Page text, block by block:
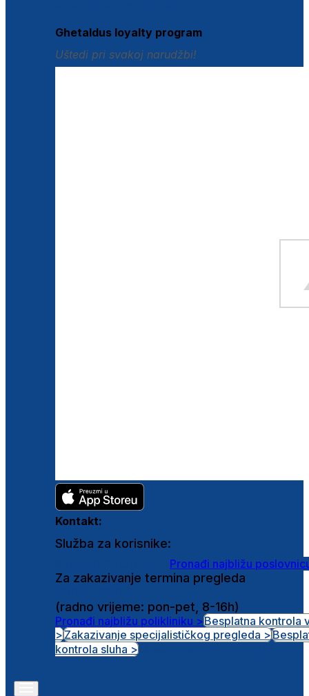
Ghetaldus loyalty program
Uštedi pri svakoj narudžbi!
Kontakt:
Služba za korisnike:
Pronađi najbližu
Za zakazivanje termina pregleda
(radno vrijeme: pon-pet, 8-16h)
Pronađi najbližu polikliniku >Besplatna kontrola
>Zakazivanje specijalističkog pregleda >
kontrola sluha >